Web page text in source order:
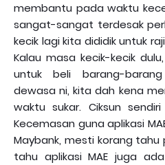
membantu pada waktu
sangat-sangat terdesak
kecik lagi kita dididik untuk
Kalau masa kecik-kecik
untuk beli barang-
dewasa ni, kita dah kena
waktu sukar. Ciksun
Kecemasan guna aplikasi
Maybank, mesti korang tahu
tahu aplikasi MAE juga